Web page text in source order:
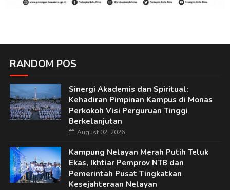
RANDOM POS
Sinergi Akademis dan Spiritual:
Kehadiran Pimpinan Kampus di Monas
Perkokoh Visi Perguruan Tinggi
Berkelanjutan
August 02, 2026
Kampung Nelayan Merah Putih Teluk
Ekas, Ikhtiar Pemprov NTB dan
Pemerintah Pusat Tingkatkan
Kesejahteraan Nelayan